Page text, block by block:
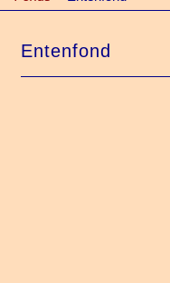
Entenfond